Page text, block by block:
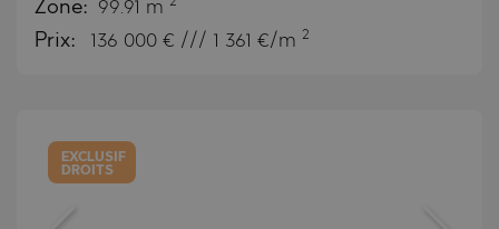
Zone: 99.91 m
Prix: 136 000 € /// 1 361 €/m 2
EXCLUSIF
DROITS